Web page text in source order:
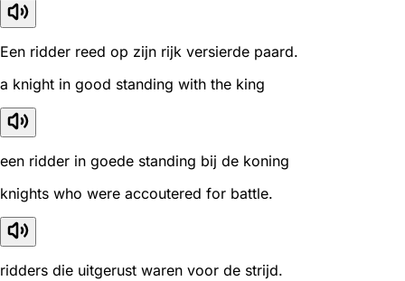
Een ridder reed op zijn rijk versierde paard.
a knight in good standing with the king
een ridder in goede standing bij de koning
knights who were accoutered for battle.
ridders die uitgerust waren voor de strijd.